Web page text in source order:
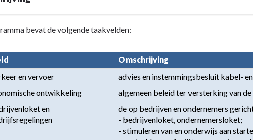
bevat de volgende taakvelden:
Omschrijving
en vervoer
advies en instemmingsbesluit kabel-
ontwikkeling
algemeen beleid ter versterking van
en
de op bedrijven en ondernemers
- bedrijvenloket, ondernemersloket;
- stimuleren van en onderwijs aan